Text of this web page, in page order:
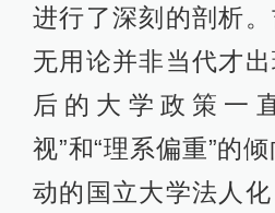
进行了深刻的剖析
无用论并非当代才
后的大学政策一
视”和“理系偏重”的
动的国立大学法人